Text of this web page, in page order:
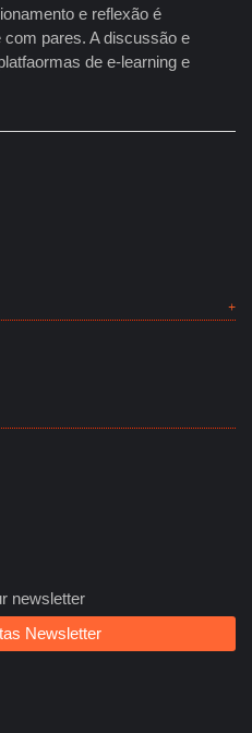
e reflexão é
pares. A discussão e
de e-learning e
newsletter
Newsletter